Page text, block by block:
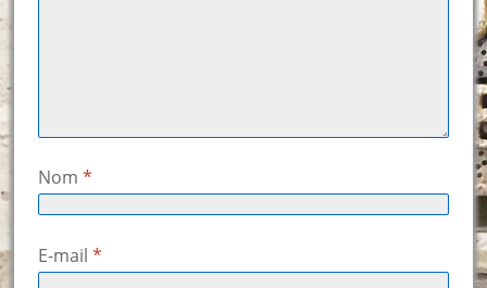
Nom *
E-mail *